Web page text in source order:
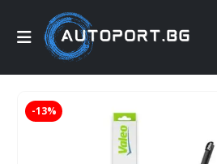
-13%